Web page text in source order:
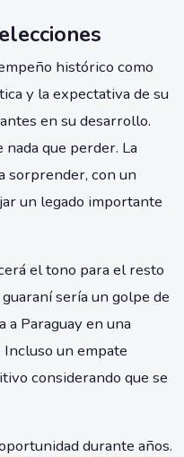
histórico como
y la expectativa de su
en su desarrollo.
que perder. La
sorprender, con un
un legado importante
el tono para el resto
sería un golpe de
Paraguay en una
un empate
considerando que se
durante años.